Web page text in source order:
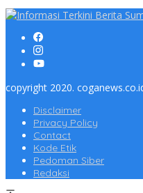
copyright 2020.
Disclaimer
Privacy Policy
Contact
Kode Etik
Pedoman Siber
Redaksi